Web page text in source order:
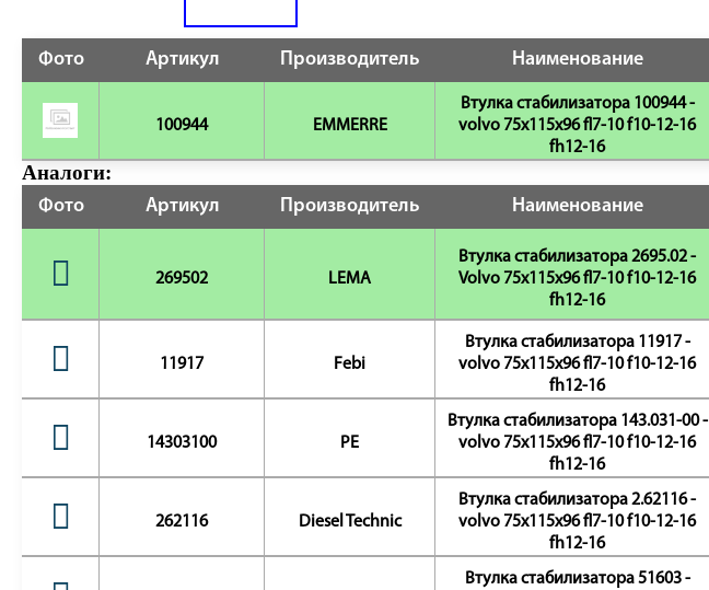
Фото Артикул Производитель Наименование
100944 EMMERRE
Втулка стабилизатора 100944 -
volvo 75x115x96 fl7-10 f10-12-16
fh12-16
Аналоги:
Фото Артикул Производитель Наименование
269502 LEMA
Втулка стабилизатора 2695.02 -
Volvo 75x115x96 fl7-10 f10-12-16
fh12-16
11917 Febi
Втулка стабилизатора 11917 -
volvo 75x115x96 fl7-10 f10-12-16
fh12-16
14303100 PE
Втулка стабилизатора 143.031-00 -
volvo 75x115x96 fl7-10 f10-12-16
fh12-16
262116 Diesel Technic
Втулка стабилизатора 2.62116 -
volvo 75x115x96 fl7-10 f10-12-16
fh12-16
Втулка стабилизатора 51603 -